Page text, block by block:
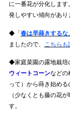
に一番花が分化しま
発しやすい傾向があり
◆「春は早蒔きする
ましたので、
こちらも
◆家庭菜園の露地栽培
ウィートコーンなどの
って）から蒔き始める
（少なくとも藤の花
す。